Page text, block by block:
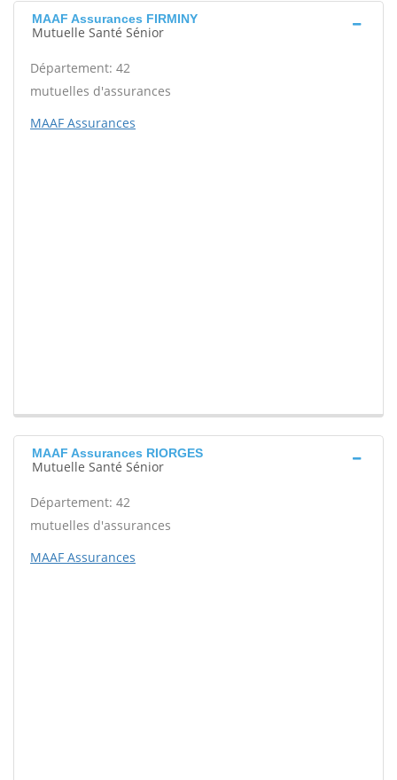
MAAF Assurances FIRMINY
Mutuelle Santé Sénior
Département: 42
mutuelles d'assurances
MAAF Assurances
MAAF Assurances RIORGES
Mutuelle Santé Sénior
Département: 42
mutuelles d'assurances
MAAF Assurances